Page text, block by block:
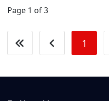
Page 1 of 3
1